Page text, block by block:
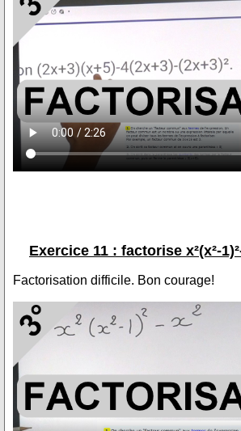
Exercice 11 : factorise x²(x²-
Factorisation difficile. Bon courage!